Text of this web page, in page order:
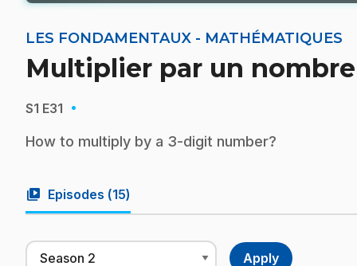
LES FONDAMENTAUX - MATHÉMATIQUES
Multiplier par un
S1 E31 ·
How to multiply by a 3-digit number?
video_library Episodes (15)